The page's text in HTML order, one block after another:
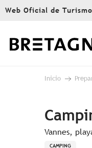
Aller
principal
Web Oficial de
Inicio
Vannes,
CAMPING